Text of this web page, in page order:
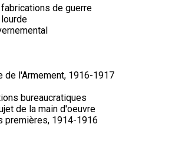
de guerre
de l'Armement, 1916-1917
bureaucratiques
de la main d'oeuvre
premières, 1914-1916